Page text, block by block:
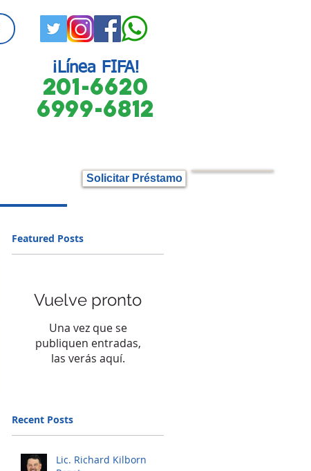
¡Línea FIFA!
201-6620
6999-6812
Solicitar Préstamo
Featured Posts
Vuelve pronto
Una vez que se
publiquen entradas,
las verás aquí.
Recent Posts
Lic. Richard Kilborn